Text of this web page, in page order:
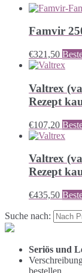
Famvir
€321,50
Valtrex
Rezept
€107,20
Valtrex
Rezept
€435,50
Suche nach:
Seriös und
bestellen